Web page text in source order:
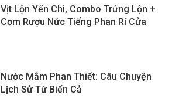
Vịt Lộn Yến Chi, Combo Trứng Lộn +
Cơm Rượu Nức Tiếng Phan Rí Cửa
Nước Mắm Phan Thiết: Câu Chuyện
Lịch Sử Từ Biển Cả